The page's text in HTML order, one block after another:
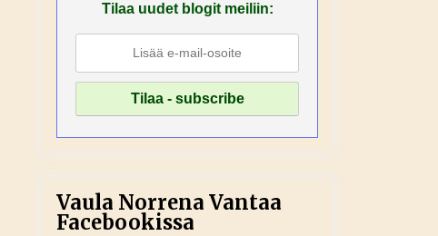
Tilaa uudet blogit meiliin:
Vaula Norrena Vantaa
Facebookissa